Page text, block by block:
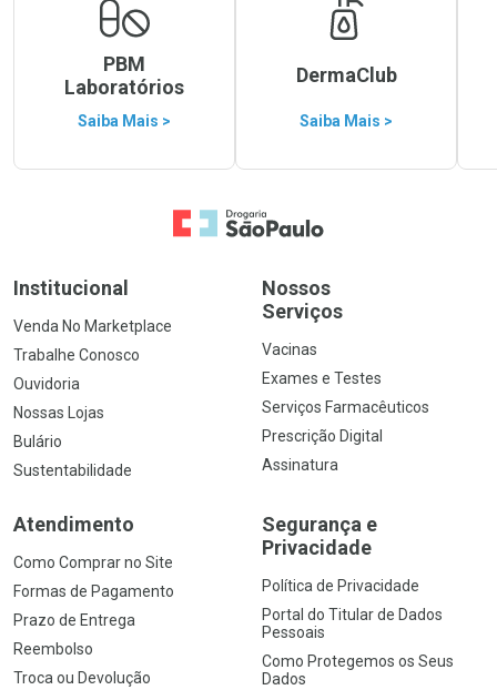
PBM
Laboratórios
Saiba Mais >
DermaClub
Saiba Mais >
Ir para a Home
Institucional
Venda No Marketplace
Trabalhe Conosco
Ouvidoria
Nossas Lojas
Bulário
Sustentabilidade
Nossos
Serviços
Vacinas
Exames e Testes
Serviços Farmacêuticos
Prescrição Digital
Assinatura
Atendimento
Como Comprar no Site
Formas de Pagamento
Prazo de Entrega
Reembolso
Troca ou Devolução
Segurança e
Privacidade
Política de Privacidade
Portal do Titular de Dados
Pessoais
Como Protegemos os Seus
Dados